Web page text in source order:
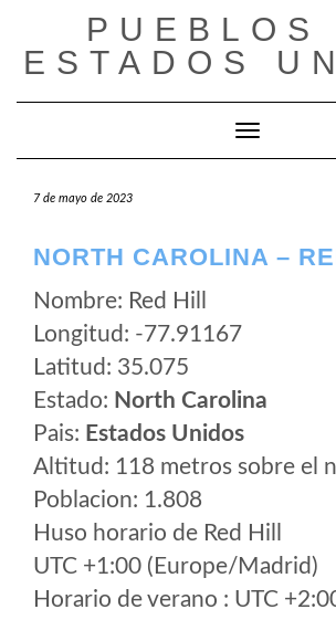
contenido
PUEBLOS
ESTADOS
Cambiar
7 de mayo de 2023
NORTH CAROLINA –
Nombre: Red Hill
Longitud: -77.91167
Latitud: 35.075
Estado: North Carolina
Pais: Estados Unidos
Altitud: 118 metros sobre el
Poblacion: 1.808
Huso horario de Red Hill
UTC +1:00 (Europe/Madrid)
Horario de verano : UTC